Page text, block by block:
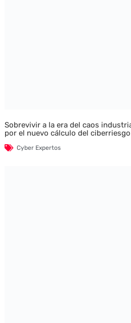
Sobrevivir a la era del caos
por el nuevo cálculo del ciberriesgo
Cyber Expertos